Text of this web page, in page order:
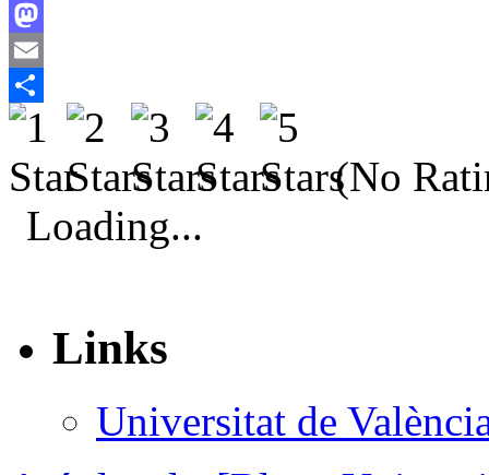
Facebook
Mastodon
Email
Comparteix
(No
Loading...
Links
Universitat de